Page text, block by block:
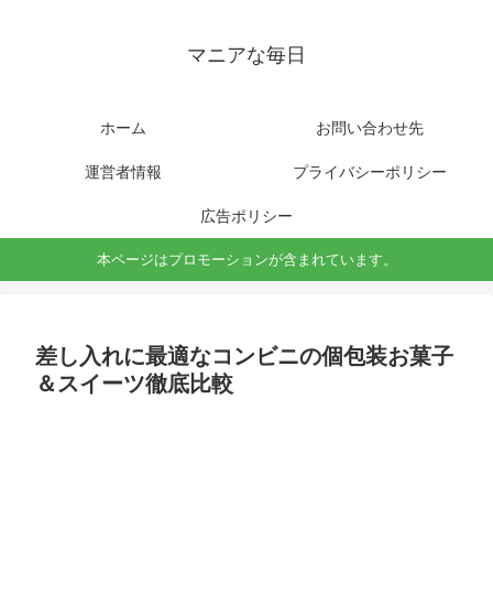
マニアな毎日
ホーム お問い合わせ先
運営者情報 プライバシーポリシー
広告ポリシー
本ページはプロモーションが含まれています。
差し入れに最適なコンビニの個包装お菓子
＆スイーツ徹底比較